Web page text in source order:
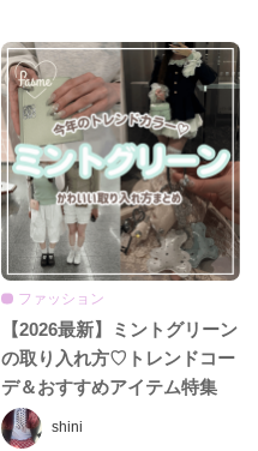
shini
ファッション
【2026最新】ミントグリーン
の取り入れ方♡トレンドコー
デ＆おすすめアイテム特集